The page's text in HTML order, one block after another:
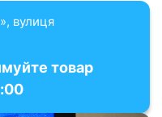
вулиця
товар